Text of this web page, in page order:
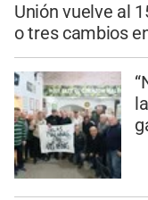
Unión vuelve al
o tres cambios